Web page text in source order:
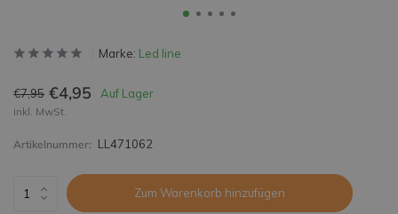
Marke: Led line
€7,95 €4,95 Auf Lager
inkl. MwSt.
Artikelnummer: LL471062
Zum Warenkorb hinzufügen